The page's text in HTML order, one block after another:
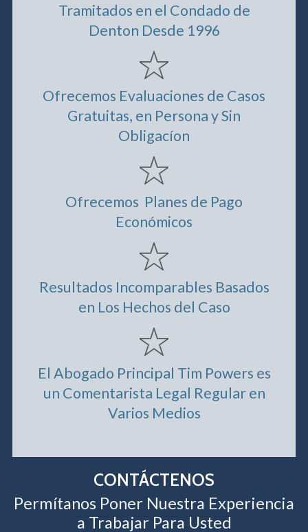
Tramitados en el Condado de
Denton Desde 1996
Ofrecemos Evaluaciones de Casos
Gratuitas, en Persona y Sin
Obligacíon
Ofrecemos Planes de Pago
Económicos
Resultados Incomparables Basados
en Los Hechos del Caso
El Abogado Principal Tim Powers es
un Comentarista Legal Regular en
Varios Medios
CONTÁCTENOS
Permítanos Poner Nuestra Experiencia
a Trabajar Para Usted